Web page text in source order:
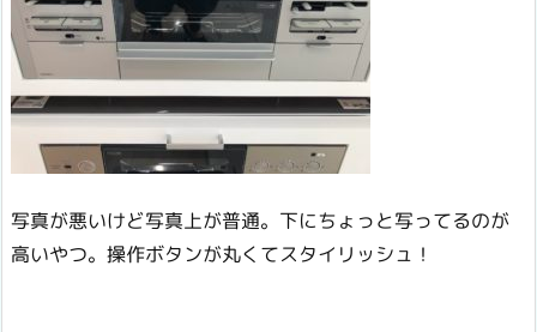
写真が悪いけど写真上が普通。下にちょっと写ってるのが
高いやつ。操作ボタンが丸くてスタイリッシュ！